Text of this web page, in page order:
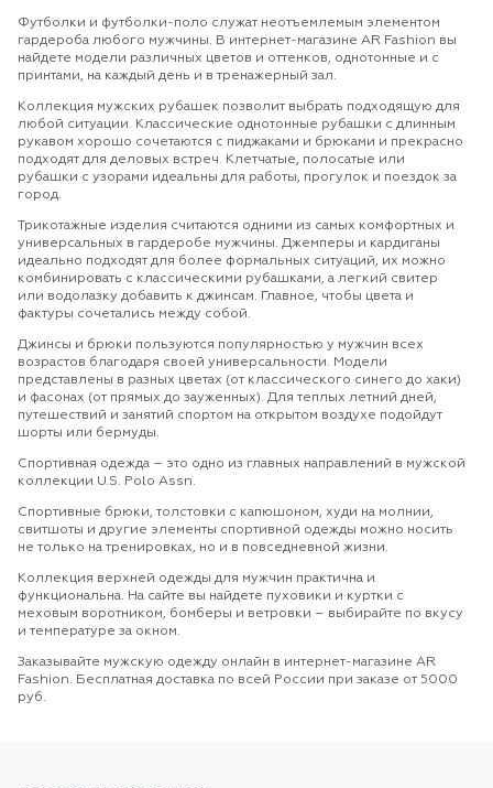
Футболки и футболки-поло служат неотъемлемым элементом
гардероба любого мужчины. В интернет-магазине AR Fashion вы
найдете модели различных цветов и оттенков, однотонные и с
принтами, на каждый день и в тренажерный зал.
Коллекция мужских рубашек позволит выбрать подходящую для
любой ситуации. Классические однотонные рубашки с длинным
рукавом хорошо сочетаются с пиджаками и брюками и прекрасно
подходят для деловых встреч. Клетчатые, полосатые или
рубашки с узорами идеальны для работы, прогулок и поездок за
город.
Трикотажные изделия считаются одними из самых комфортных и
универсальных в гардеробе мужчины. Джемперы и кардиганы
идеально подходят для более формальных ситуаций, их можно
комбинировать с классическими рубашками, а легкий свитер
или водолазку добавить к джинсам. Главное, чтобы цвета и
фактуры сочетались между собой.
Джинсы и брюки пользуются популярностью у мужчин всех
возрастов благодаря своей универсальности. Модели
представлены в разных цветах (от классического синего до хаки)
и фасонах (от прямых до зауженных). Для теплых летний дней,
путешествий и занятий спортом на открытом воздухе подойдут
шорты или бермуды.
Спортивная одежда – это одно из главных направлений в мужской
коллекции U.S. Polo Assn.
Спортивные брюки, толстовки с капюшоном, худи на молнии,
свитшоты и другие элементы спортивной одежды можно носить
не только на тренировках, но и в повседневной жизни.
Коллекция верхней одежды для мужчин практична и
функциональна. На сайте вы найдете пуховики и куртки с
меховым воротником, бомберы и ветровки – выбирайте по вкусу
и температуре за окном.
Заказывайте мужскую одежду онлайн в интернет-магазине AR
Fashion. Бесплатная доставка по всей России при заказе от 5000
руб.